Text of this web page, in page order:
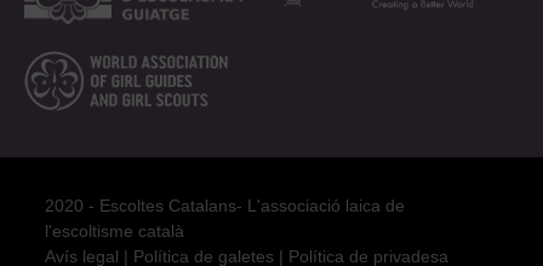
2020 - Escoltes Catalans- L'associació laica de
l'escoltisme català
Avís legal | Política de galetes | Política de privadesa